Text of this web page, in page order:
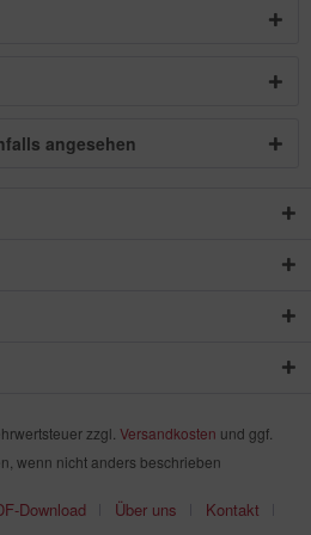
angesehen
zzgl. Versandkosten und ggf.
wenn nicht anders beschrieben
Download Über uns Kontakt